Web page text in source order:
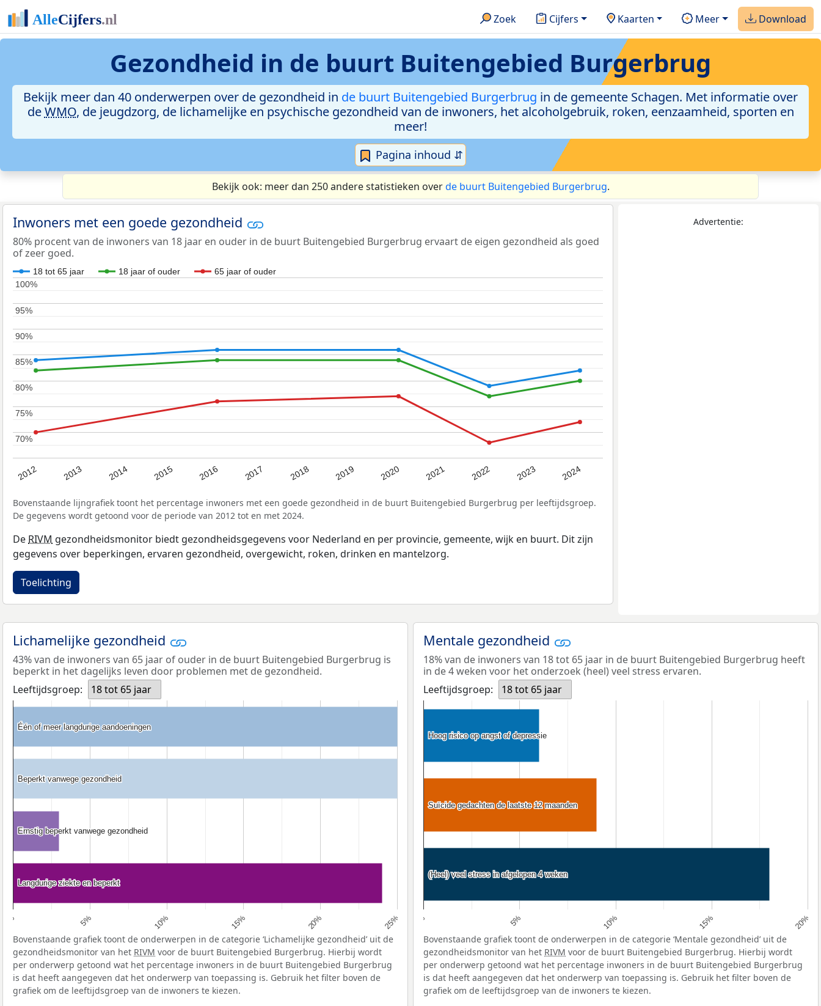
Zoek Cijfers Kaarten Meer Download
Gezondheid in de buurt Buitengebied Burgerbrug
Bekijk meer dan 40 onderwerpen over de gezondheid in de buurt Buitengebied Burgerbrug in de gemeente Schagen. Met informatie over
deWMO, de jeugdzorg, de lichamelijke en psychische gezondheid van de inwoners, het alcoholgebruik, roken, eenzaamheid, sporten en
meer!
Pagina inhoud ⇵
Bekijk ook: meer dan 250 andere statistieken overde buurt Buitengebied Burgerbrug.
Inwoners met een goede gezondheid
80% procent van de inwoners van 18 jaar en ouder in de buurt Buitengebied Burgerbrug ervaart de eigen gezondheid als goed
of zeer goed.
18 tot 65 jaar 18 jaar of ouder 65 jaar of ouder
2012 2013 2014 2015 2016 2017 2018 2019 2020 2021 2022 2023 2024
70%
70%
75%
75%
80%
80%
85%
85%
90%
90%
95%
95%
100%
100%
Bovenstaande lijngrafiek toont het percentage inwoners met een goede gezondheid in de buurt Buitengebied Burgerbrug per leeftijdsgroep.
De gegevens wordt getoond voor de periode van 2012 tot en met 2024.
De RIVM gezondheidsmonitor biedt gezondheidsgegevens voor Nederland en per provincie, gemeente, wijk en buurt. Dit zijn
gegevens over beperkingen, ervaren gezondheid, overgewicht, roken, drinken en mantelzorg.
Toelichting
Advertentie:
Lichamelijke gezondheid
43% van de inwoners van 65 jaar of ouder in de buurt Buitengebied Burgerbrug is
beperkt in het dagelijks leven door problemen met de gezondheid.
Leeftijdsgroep:
18 tot 65 jaar
0% 5% 10% 15% 20% 25%
Één of meer langdurige aandoeningen
Één of meer langdurige aandoeningen
Beperkt vanwege gezondheid
Beperkt vanwege gezondheid
Ernstig beperkt vanwege gezondheid
Ernstig beperkt vanwege gezondheid
Langdurige ziekte en beperkt
Langdurige ziekte en beperkt
Bovenstaande grafiek toont de onderwerpen in de categorie ‘Lichamelijke gezondheid’ uit de
gezondheidsmonitor van het RIVM voor de buurt Buitengebied Burgerbrug. Hierbij wordt
per onderwerp getoond wat het percentage inwoners in de buurt Buitengebied Burgerbrug
is dat heeft aangegeven dat het onderwerp van toepassing is. Gebruik het filter boven de
grafiek om de leeftijdsgroep van de inwoners te kiezen.
Mentale gezondheid
18% van de inwoners van 18 tot 65 jaar in de buurt Buitengebied Burgerbrug heeft
in de 4 weken voor het onderzoek (heel) veel stress ervaren.
Leeftijdsgroep:
18 tot 65 jaar
0% 5% 10% 15% 20%
Hoog risico op angst of depressie
Hoog risico op angst of depressie
Suïcide gedachten de laatste 12 maanden
Suïcide gedachten de laatste 12 maanden
(Heel) veel stress in afgelopen 4 weken
(Heel) veel stress in afgelopen 4 weken
Bovenstaande grafiek toont de onderwerpen in de categorie ‘Mentale gezondheid’ uit de
gezondheidsmonitor van het RIVM voor de buurt Buitengebied Burgerbrug. Hierbij wordt
per onderwerp getoond wat het percentage inwoners in de buurt Buitengebied Burgerbrug
is dat heeft aangegeven dat het onderwerp van toepassing is. Gebruik het filter boven de
grafiek om de leeftijdsgroep van de inwoners te kiezen.